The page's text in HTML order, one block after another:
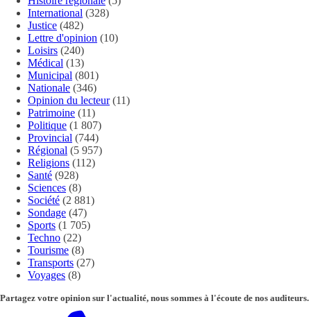
International (328)
Justice (482)
Lettre d'opinion (10)
Loisirs (240)
Médical (13)
Municipal (801)
Nationale (346)
Opinion du lecteur(11)
Patrimoine (11)
Politique (1 807)
Provincial (744)
Régional (5 957)
Religions (112)
Santé (928)
Sciences (8)
Société (2 881)
Sondage (47)
Sports (1 705)
Techno (22)
Tourisme (8)
Transports (27)
Voyages (8)
Partagez votre opinion sur l'actualité, nous sommes à l'écoute de nos auditeurs.